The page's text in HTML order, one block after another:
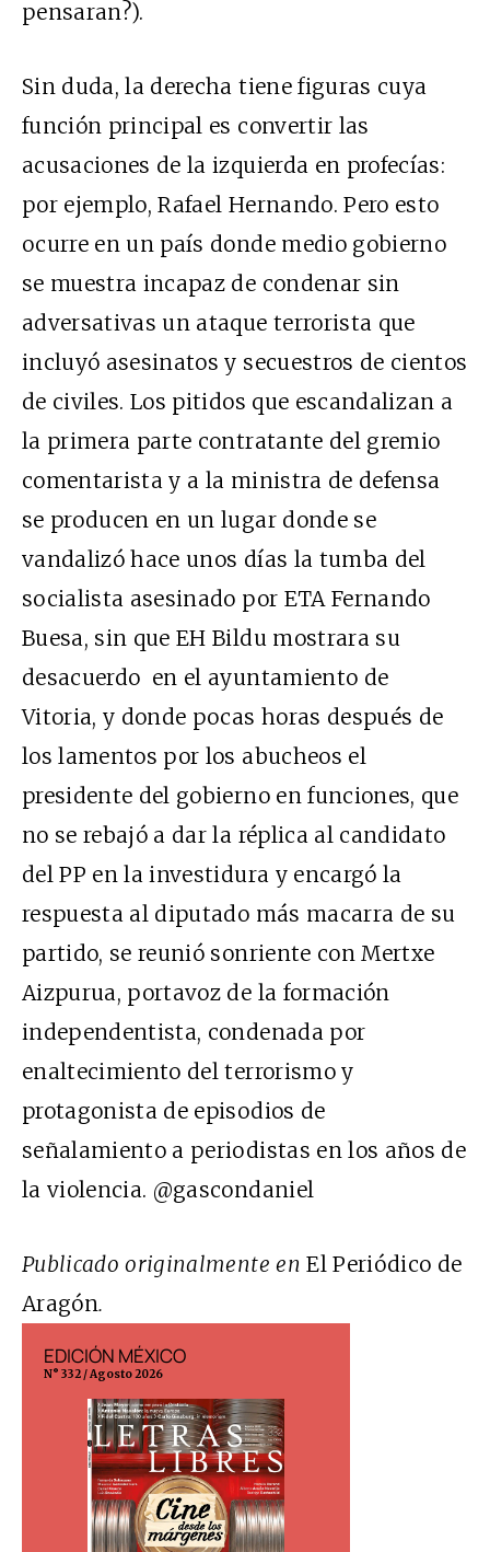
pensaran?).
Sin duda, la derecha tiene figuras cuya
función principal es convertir las
acusaciones de la izquierda en profecías:
por ejemplo, Rafael Hernando. Pero esto
ocurre en un país donde medio gobierno
se muestra incapaz de condenar sin
adversativas un ataque terrorista que
incluyó asesinatos y secuestros de cientos
de civiles. Los pitidos que escandalizan a
la primera parte contratante del gremio
comentarista y a la ministra de defensa
se producen en un lugar donde se
vandalizó hace unos días la tumba del
socialista asesinado por ETA Fernando
Buesa, sin que EH Bildu mostrara su
desacuerdo en el ayuntamiento de
Vitoria, y donde pocas horas después de
los lamentos por los abucheos el
presidente del gobierno en funciones, que
no se rebajó a dar la réplica al candidato
del PP en la investidura y encargó la
respuesta al diputado más macarra de su
partido, se reunió sonriente con Mertxe
Aizpurua, portavoz de la formación
independentista, condenada por
enaltecimiento del terrorismo y
protagonista de episodios de
señalamiento a periodistas en los años de
la violencia. @gascondaniel
Publicado originalmente enEl Periódico de
Aragón.
EDICIÓN MÉXICO
N° 332 / Agosto 2026